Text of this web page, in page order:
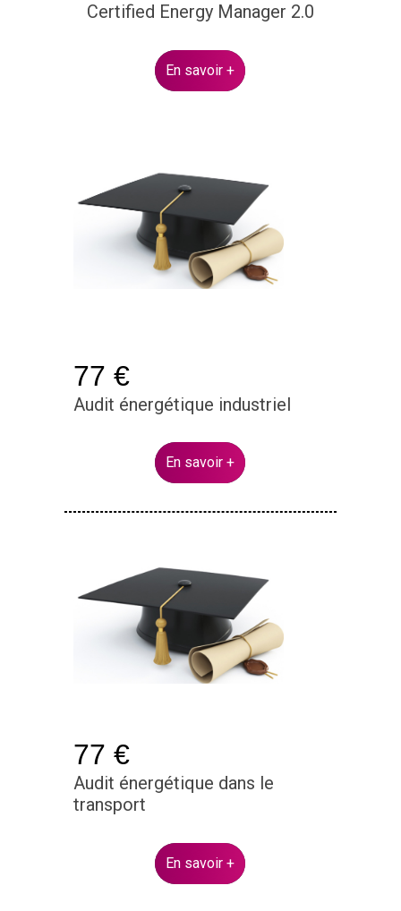
Certified Energy Manager 2.0
En savoir +
77 €
Audit énergétique industriel
En savoir +
77 €
Audit énergétique dans le
transport
En savoir +